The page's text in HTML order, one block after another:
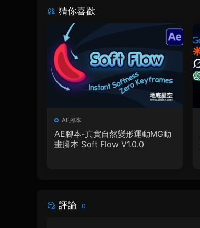
猜你喜歡
AE腳本
AE腳本-真實自然變形運動MG動
畫腳本 Soft Flow V1.0.0
評論 0